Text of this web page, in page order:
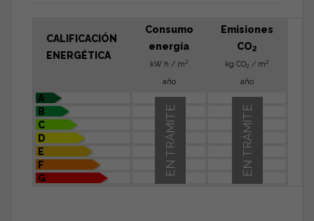
CALIFICACIÓN
ENERGÉTICA
Consumo
energía
kW h / m2
año
Emisiones
CO2
kg CO2 / m2
año
A
B
C
D
E
F
G
EN TRÁMITE
EN TRÁMITE